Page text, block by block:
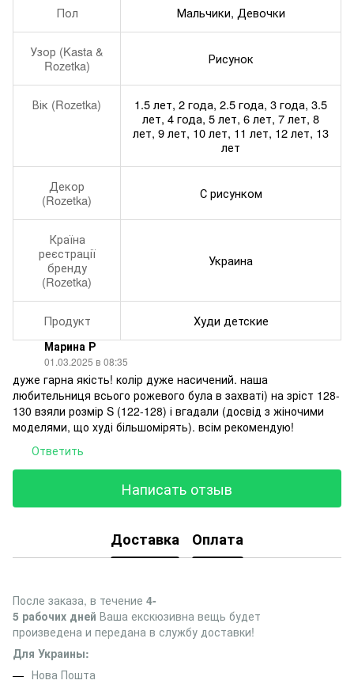
Пол Мальчики, Девочки
Узор (Kasta &
Rozetka)
Рисунок
Вік (Rozetka)
1.5 лет, 2 года, 2.5 года, 3 года, 3.5
лет, 4 года, 5 лет, 6 лет, 7 лет, 8
лет, 9 лет, 10 лет, 11 лет, 12 лет, 13
лет
Декор
(Rozetka)
С рисунком
Країна
реєстрації
бренду
(Rozetka)
Украина
Продукт Худи детские
Марина Р
01.03.2025 в 08:35
дуже гарна якість! колір дуже насичений. наша
любительниця всього рожевого була в захваті) на зріст 128-
130 взяли розмір S (122-128) і вгадали (досвід з жіночими
моделями, що худі більшомірять). всім рекомендую!
Ответить
Написать отзыв
Доставка Оплата
После заказа, в течение 4-
5 рабочих дней Ваша екскюзивна вещь будет
произведена и передана в службу доставки!
Для Украины:
Нова Пошта